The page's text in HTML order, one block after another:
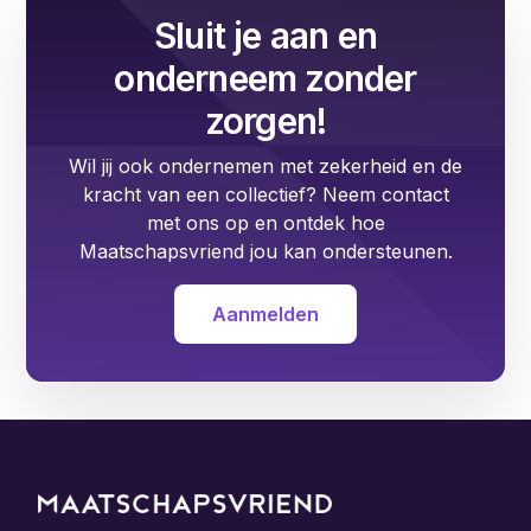
Sluit je aan en
onderneem zonder
zorgen!
Wil jij ook ondernemen met zekerheid en de
kracht van een collectief? Neem contact
met ons op en ontdek hoe
Maatschapsvriend jou kan ondersteunen.
Aanmelden